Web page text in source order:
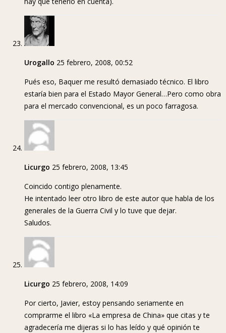
Urogallo 25 febrero, 2008, 00:52
Pués eso, Baquer me resultó demasiado técnico. El libro
estaría bien para el Estado Mayor General…Pero como obra
para el mercado convencional, es un poco farragosa.
Licurgo 25 febrero, 2008, 13:45
Coincido contigo plenamente.
He intentado leer otro libro de este autor que habla de los
generales de la Guerra Civil y lo tuve que dejar.
Saludos.
Licurgo 25 febrero, 2008, 14:09
Por cierto, Javier, estoy pensando seriamente en
comprarme el libro «La empresa de China» que citas y te
agradecería me dijeras si lo has leído y qué opinión te